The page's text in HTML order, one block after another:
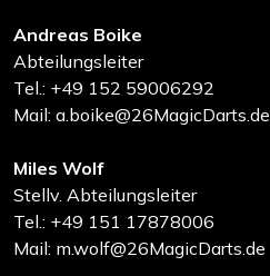
Andreas Boike
Abteilungsleiter
Tel.: +49 152 59006292
Mail: a.boike@26MagicDarts.de
Miles Wolf
Stellv. Abteilungsleiter
Tel.: +49 151 17878006
Mail: m.wolf@26MagicDarts.de